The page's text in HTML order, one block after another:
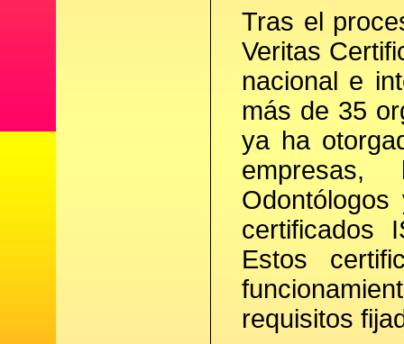
Tras el
Veritas
nacional e
más de 35
ya ha
certificados
Estos
requisitos